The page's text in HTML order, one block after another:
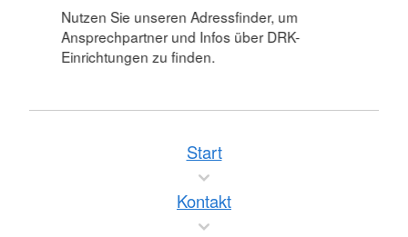
Nutzen Sie unseren Adressfinder, um
Ansprechpartner und Infos über DRK-
Einrichtungen zu finden.
Start
Kontakt